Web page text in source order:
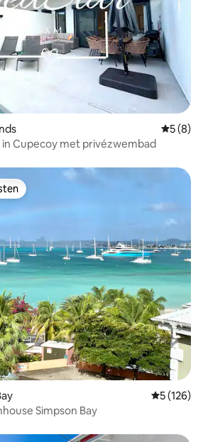
5 (8)
in Cupecoy met privézwembad
5 (126)
Simpson Bay